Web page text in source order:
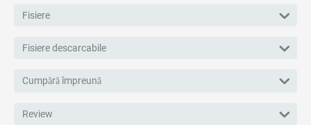
Fisiere
Fisiere descarcabile
Cumpără împreună
Review